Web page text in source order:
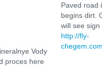
Vody
proces here
Paved road
begins dirt.
will see
http://fly-